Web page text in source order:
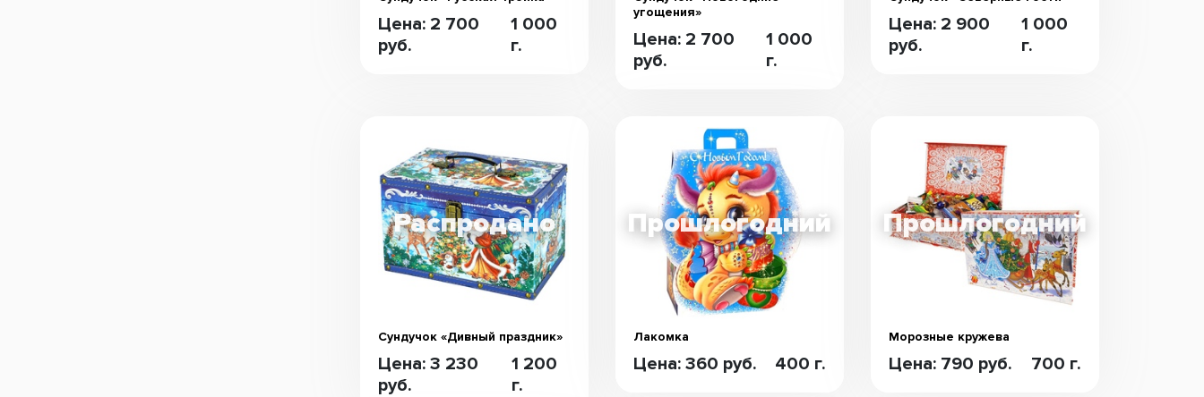
Цена: 2 700
руб.
1 000
г.
угощения»
Цена: 2 700
руб.
1 000
г.
Цена: 2 900
руб.
1 000
г.
Сундучок «Дивный праздник»
Цена: 3 230
руб.
1 200
г.
Лакомка
Цена: 360 руб. 400 г.
Морозные кружева
Цена: 790 руб. 700 г.